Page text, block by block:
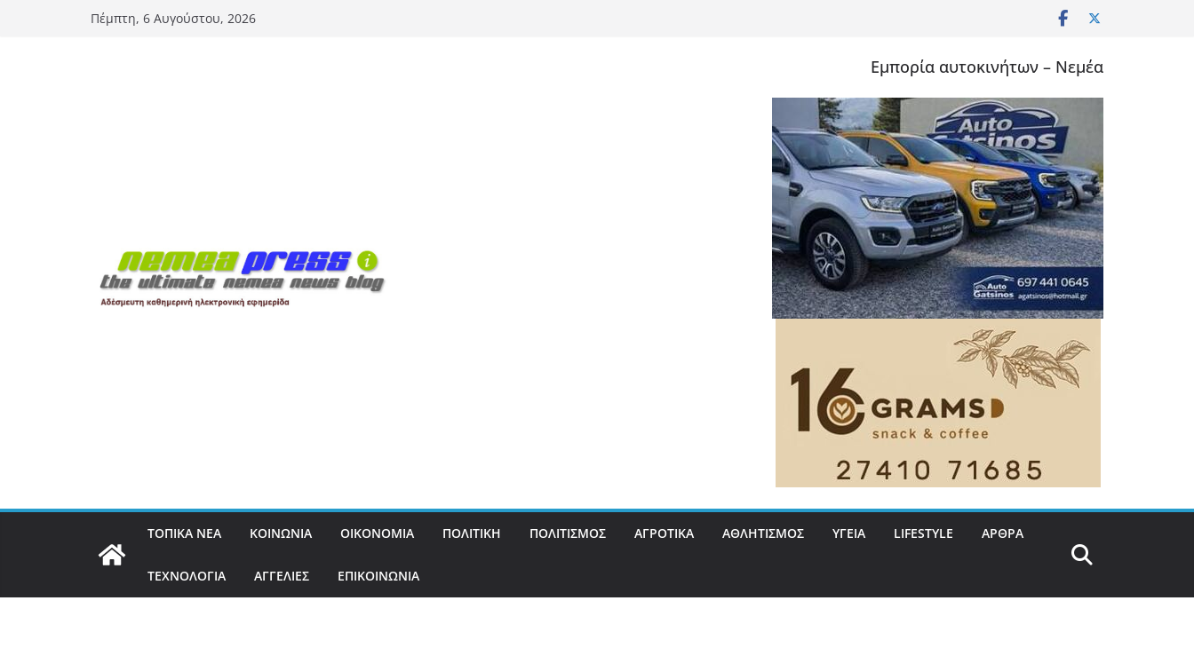
Πέμπτη, 6 Αυγούστου, 2026
Εμπορία αυτοκινήτων – Νεμέα
ΤΟΠΙΚΑ ΝΕΑ ΚΟΙΝΩΝΙΑ ΟΙΚΟΝΟΜΙΑ ΠΟΛΙΤΙΚΗ ΠΟΛΙΤΙΣΜΟΣ ΑΓΡΟΤΙΚΑ ΑΘΛΗΤΙΣΜΟΣ ΥΓΕΙΑ LIFESTYLE ΑΡΘΡΑ
ΤΕΧΝΟΛΟΓΙΑ ΑΓΓΕΛΙΕΣ ΕΠΙΚΟΙΝΩΝΙΑ